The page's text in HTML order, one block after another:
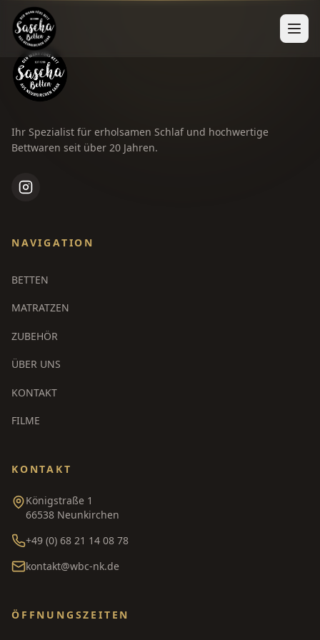
Ihr Spezialist für erholsamen Schlaf und hochwertige
Bettwaren seit über 20 Jahren.
NAVIGATION
BETTEN
MATRATZEN
ZUBEHÖR
ÜBER UNS
KONTAKT
FILME
KONTAKT
Königstraße 1
66538 Neunkirchen
+49 (0) 68 21 14 08 78
kontakt@wbc-nk.de
ÖFFNUNGSZEITEN